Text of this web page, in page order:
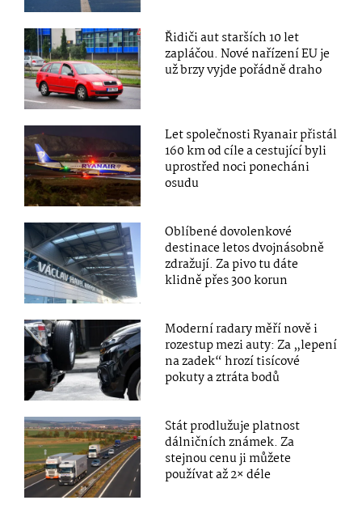
Řidiči aut starších 10 let
zapláčou. Nové nařízení EU je
už brzy vyjde pořádně draho
Let společnosti Ryanair přistál
160 km od cíle a cestující byli
uprostřed noci ponecháni
osudu
Oblíbené dovolenkové
destinace letos dvojnásobně
zdražují. Za pivo tu dáte
klidně přes 300 korun
Moderní radary měří nově i
rozestup mezi auty: Za „lepení
na zadek“ hrozí tisícové
pokuty a ztráta bodů
Stát prodlužuje platnost
dálničních známek. Za
stejnou cenu ji můžete
používat až 2× déle